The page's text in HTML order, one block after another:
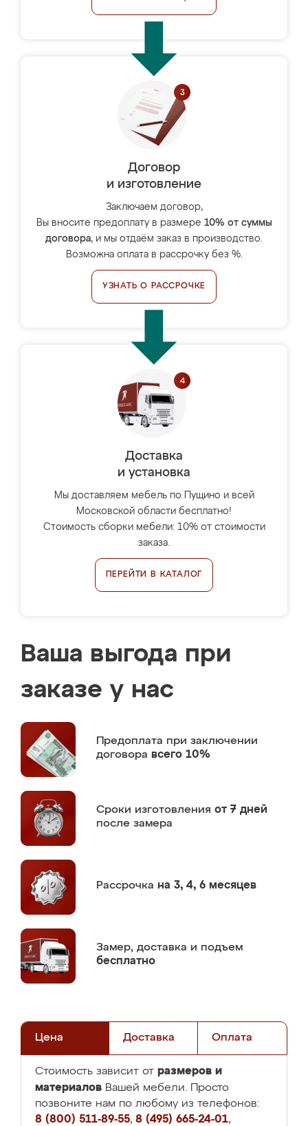
Договор
и изготовление
Заключаем договор,
Вы вносите предоплату в размере 10% от суммы
договора, и мы отдаём заказ в производство.
Возможна оплата в рассрочку без %.
УЗНАТЬ О РАССРОЧКЕ
Доставка
и установка
Мы доставляем мебель по Пущино и всей
Московской области бесплатно!
Стоимость сборки мебели: 10% от стоимости
заказа.
ПЕРЕЙТИ В КАТАЛОГ
Ваша выгода при
заказе у нас
Предоплата при заключении
договора всего 10%
Сроки изготовления от 7 дней
после замера
Рассрочка на 3, 4, 6 месяцев
Замер, доставка и подъем
бесплатно
Цена Доставка Оплата
Стоимость зависит от размеров и
материалов Вашей мебели. Просто
позвоните нам по любому из телефонов:
8 (800) 511-89-55, 8 (495) 665-24-01,